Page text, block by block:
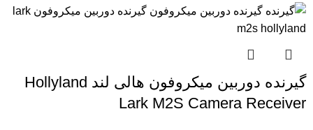
گیرنده دوربین میکروفون هالی لند Hollyland
Lark M2S Camera Receiver